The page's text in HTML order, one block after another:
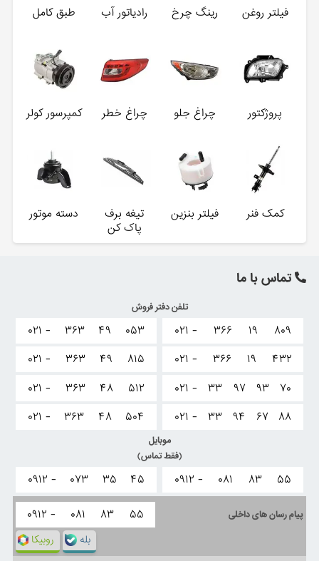
فیلتر روغن رینگ چرخ رادیاتور آب طبق کامل
پروژکتور چراغ جلو چراغ خطر کمپرسور کولر
کمک فنر فیلتر بنزین
تیغه برف
پاک کن
دسته موتور
تماس با ما
تلفن دفتر فروش
۰۲۱ - ۳۶۶ ۱۹
۸۰۹
۰۲۱ -
۳۶۶ ۱۹
۴۳۲
۰۲۱ -
۳۳ ۹۷ ۹۳
۷۰
۰۲۱ -
۳۳ ۹۴ ۶۷ ۸۸
۰۲۱ - ۳۶۳ ۴۹
۰۵۳
۰۲۱ -
۳۶۳ ۴۹
۸۱۵
۰۲۱ -
۳۶۳ ۴۸
۵۱۲
۰۲۱ -
۳۶۳ ۴۸ ۵۰۴
موبایل
(فقط تماس)
۰۹۱۲ - ۰۸۱ ۸۳ ۵۵ ۰۹۱۲ - ۰۷۳ ۳۵ ۴۵
پیام رسان های داخلی ۰۹۱۲ - ۰۸۱ ۸۳ ۵۵
روبیکا بله